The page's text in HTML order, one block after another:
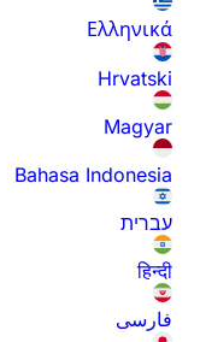
Ελληνικά
Hrvatski
Magyar
Bahasa Indonesia
עברית
हिन्दी
فارسی